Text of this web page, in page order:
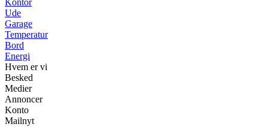
Kontor
Ude
Garage
Temperatur
Bord
Energi
Hvem er vi
Besked
Medier
Annoncer
Konto
Mailnyt